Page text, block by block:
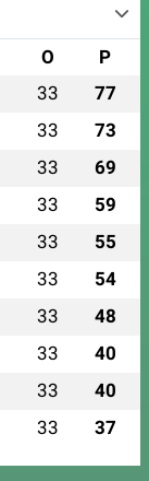
O P
33 77
33 73
33 69
33 59
33 55
33 54
33 48
33 40
33 40
33 37